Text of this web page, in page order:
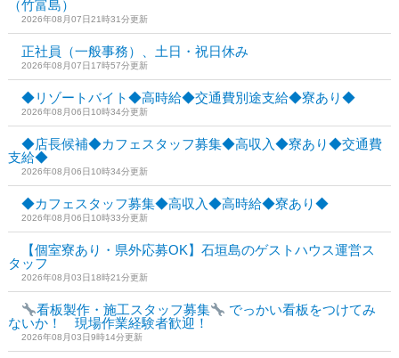
（竹富島）
2026年08月07日21時31分更新
正社員（一般事務）、土日・祝日休み
2026年08月07日17時57分更新
◆リゾートバイト◆高時給◆交通費別途支給◆寮あり◆
2026年08月06日10時34分更新
◆店長候補◆カフェスタッフ募集◆高収入◆寮あり◆交通費
支給◆
2026年08月06日10時34分更新
◆カフェスタッフ募集◆高収入◆高時給◆寮あり◆
2026年08月06日10時33分更新
【個室寮あり・県外応募OK】石垣島のゲストハウス運営ス
タッフ
2026年08月03日18時21分更新
看板製作・施工スタッフ募集
でっかい看板をつけてみ
ないか！ 現場作業経験者歓迎！
2026年08月03日9時14分更新